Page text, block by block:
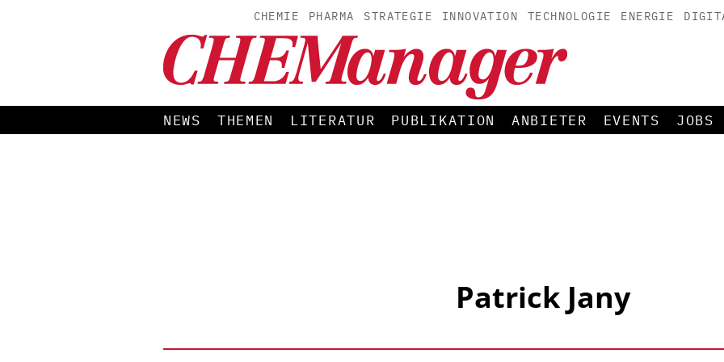
CHEMIE PHARMA STRATEGIE INNOVATION TECHNOLOGIE ENERGIE
NEWS THEMEN LITERATUR PUBLIKATION ANBIETER EVENTS JOBS
Patrick Jany